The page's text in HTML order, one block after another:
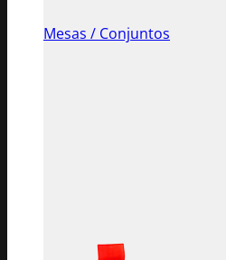
Mesas / Conjuntos